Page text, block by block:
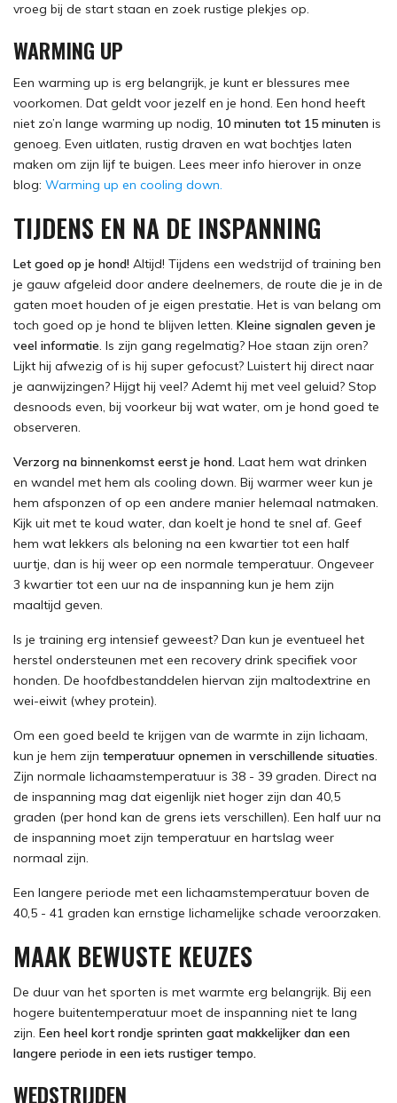
vroeg bij de start staan en zoek rustige plekjes op.
WARMING UP
Een warming up is erg belangrijk, je kunt er blessures mee
voorkomen. Dat geldt voor jezelf en je hond. Een hond heeft
niet zo’n lange warming up nodig, 10 minuten tot 15 minuten is
genoeg. Even uitlaten, rustig draven en wat bochtjes laten
maken om zijn lijf te buigen. Lees meer info hierover in onze
blog: Warming up en cooling down.
TIJDENS EN NA DE INSPANNING
Let goed op je hond! Altijd! Tijdens een wedstrijd of training ben
je gauw afgeleid door andere deelnemers, de route die je in de
gaten moet houden of je eigen prestatie. Het is van belang om
toch goed op je hond te blijven letten. Kleine signalen geven je
veel informatie. Is zijn gang regelmatig? Hoe staan zijn oren?
Lijkt hij afwezig of is hij super gefocust? Luistert hij direct naar
je aanwijzingen? Hijgt hij veel? Ademt hij met veel geluid? Stop
desnoods even, bij voorkeur bij wat water, om je hond goed te
observeren.
Verzorg na binnenkomst eerst je hond. Laat hem wat drinken
en wandel met hem als cooling down. Bij warmer weer kun je
hem afsponzen of op een andere manier helemaal natmaken.
Kijk uit met te koud water, dan koelt je hond te snel af. Geef
hem wat lekkers als beloning na een kwartier tot een half
uurtje, dan is hij weer op een normale temperatuur. Ongeveer
3 kwartier tot een uur na de inspanning kun je hem zijn
maaltijd geven.
Is je training erg intensief geweest? Dan kun je eventueel het
herstel ondersteunen met een recovery drink specifiek voor
honden. De hoofdbestanddelen hiervan zijn maltodextrine en
wei-eiwit (whey protein).
Om een goed beeld te krijgen van de warmte in zijn lichaam,
kun je hem zijn temperatuur opnemen in verschillende situaties.
Zijn normale lichaamstemperatuur is 38 - 39 graden. Direct na
de inspanning mag dat eigenlijk niet hoger zijn dan 40,5
graden (per hond kan de grens iets verschillen). Een half uur na
de inspanning moet zijn temperatuur en hartslag weer
normaal zijn.
Een langere periode met een lichaamstemperatuur boven de
40,5 - 41 graden kan ernstige lichamelijke schade veroorzaken.
MAAK BEWUSTE KEUZES
De duur van het sporten is met warmte erg belangrijk. Bij een
hogere buitentemperatuur moet de inspanning niet te lang
zijn. Een heel kort rondje sprinten gaat makkelijker dan een
langere periode in een iets rustiger tempo.
WEDSTRIJDEN